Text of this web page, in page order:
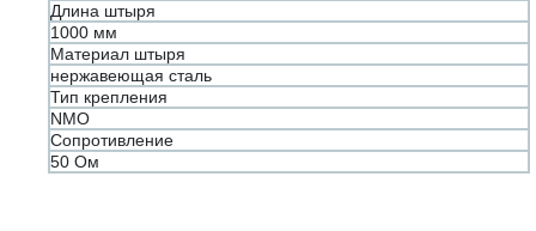
Длина штыря
1000 мм
Материал штыря
нержавеющая сталь
Тип крепления
NMO
Сопротивление
50 Ом